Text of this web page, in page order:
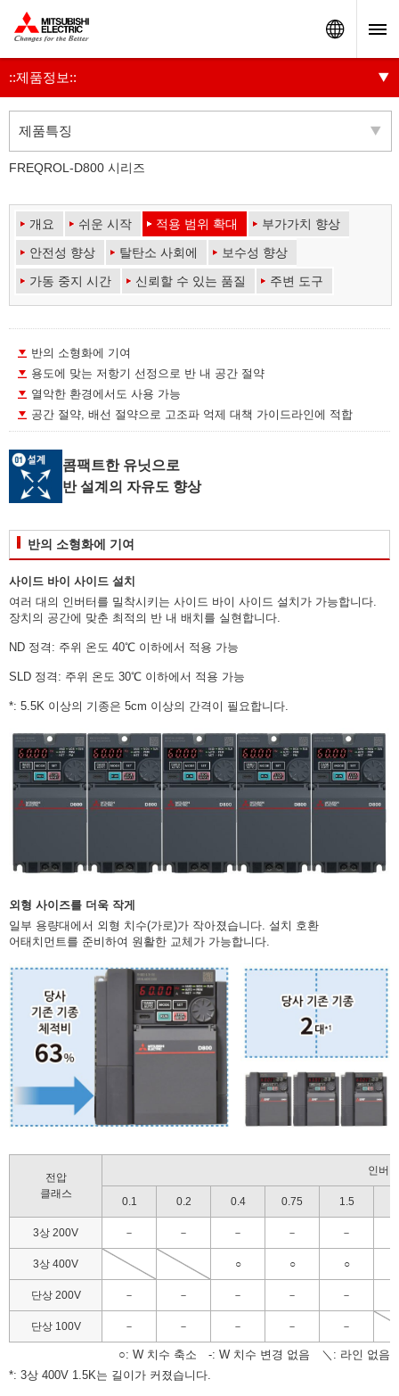
::제품정보::
제품특징
FREQROL-D800 시리즈
개요 쉬운 시작 적용 범위 확대
부가가치 향상
안전성 향상
탈탄소 사회에
보수성 향상
가동 중지 시간
신뢰할 수 있는 품질 주변 도구
반의 소형화에 기여
용도에 맞는 저항기 선정으로 반 내 공간 절약
열악한 환경에서도 사용 가능
공간 절약, 배선 절약으로 고조파 억제 대책 가이드라인에 적합
콤팩트한 유닛으로
반 설계의 자유도 향상
반의 소형화에 기여
사이드 바이 사이드 설치
여러 대의 인버터를 밀착시키는 사이드 바이 사이드 설치가 가능합니다.
장치의 공간에 맞춘 최적의 반 내 배치를 실현합니다.
ND 정격: 주위 온도 40℃ 이하에서 적용 가능
SLD 정격: 주위 온도 30℃ 이하에서 적용 가능
*: 5.5K 이상의 기종은 5cm 이상의 간격이 필요합니다.
외형 사이즈를 더욱 작게
일부 용량대에서 외형 치수(가로)가 작아졌습니다. 설치 호환
어태치먼트를 준비하여 원활한 교체가 가능합니다.
전압
클래스
인버
0.1 0.2 0.4 0.75 1.5
3상 200V － － － － －
3상 400V ○ ○ ○
단상 200V － － － － －
단상 100V － － － － －
○: W 치수 축소 -: W 치수 변경 없음 ＼: 라인 없음
*: 3상 400V 1.5K는 길이가 커졌습니다.